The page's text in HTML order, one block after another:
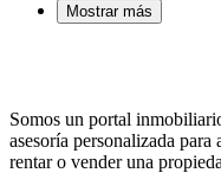
Mostrar más
Somos un portal
asesoría personalizada para
rentar o vender una